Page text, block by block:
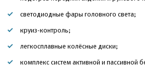
светодиодные фары головного света;
круиз-контроль;
легкосплавные колёсные диски;
комплекс систем активной и пассивной